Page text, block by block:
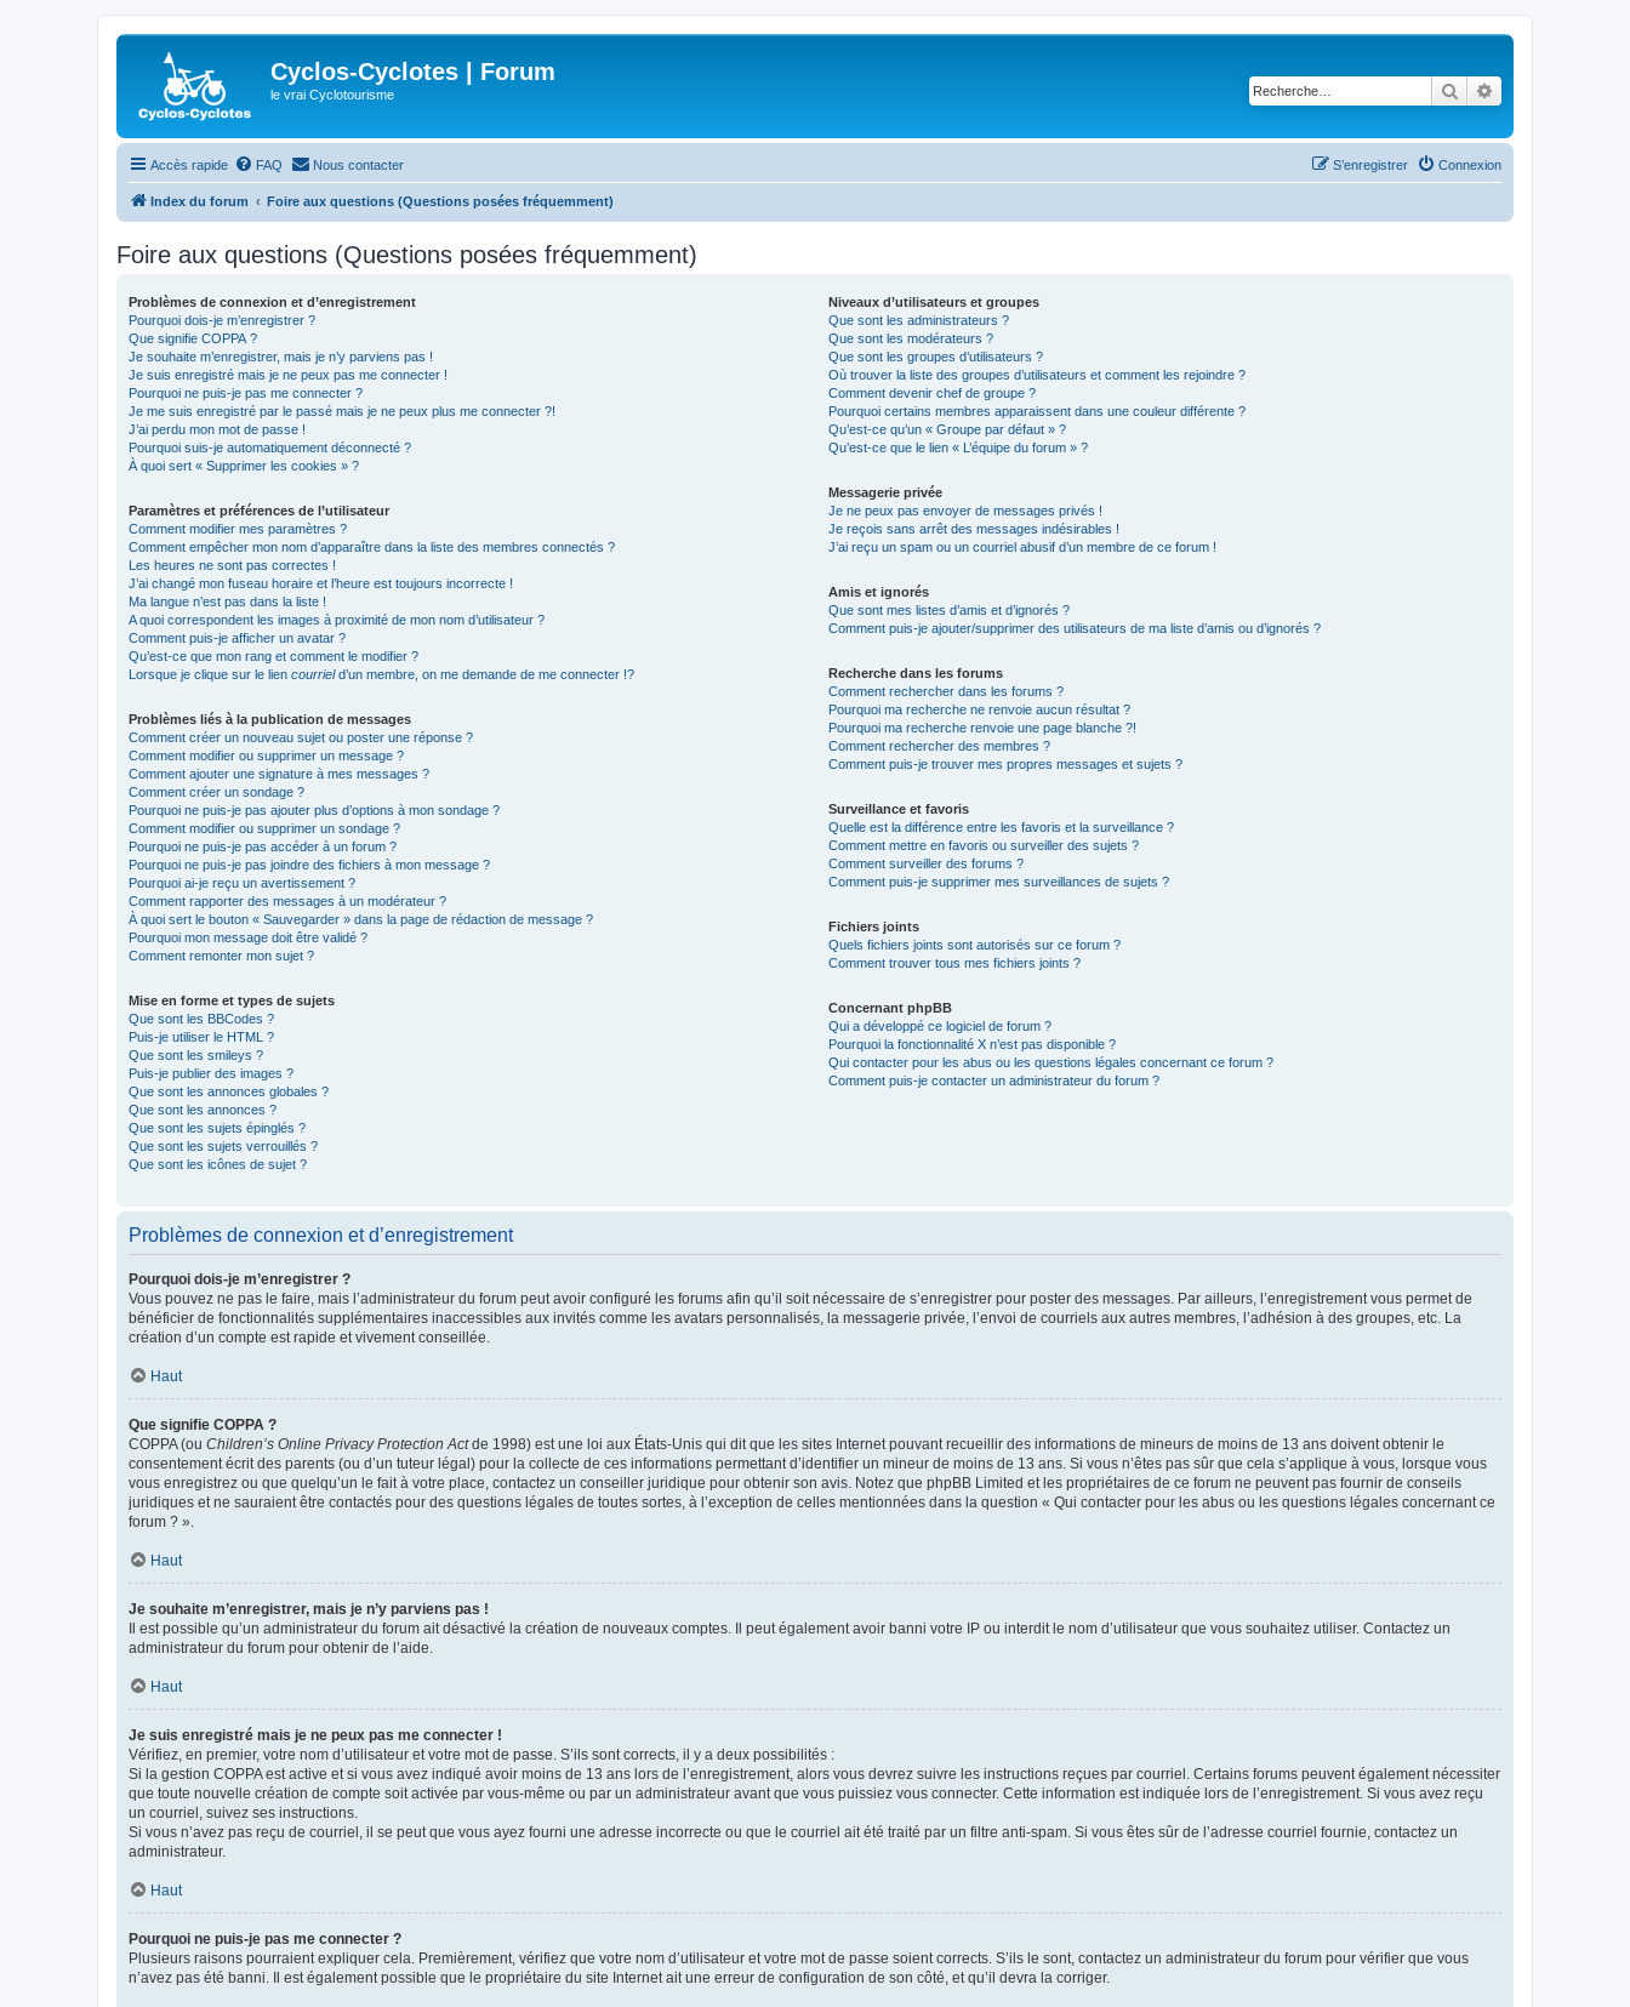
Cyclos-Cyclotes | Forum
le vrai Cyclotourisme Rechercher
Accès rapide FAQ Nous contacter Connexion
S’enregistrer
Index du forum Foire aux questions (Questions posées fréquemment)
Foire aux questions (Questions posées fréquemment)
Problèmes de connexion et d’enregistrement
Pourquoi dois-je m’enregistrer ?
Que signifie COPPA ?
Je souhaite m’enregistrer, mais je n’y parviens pas !
Je suis enregistré mais je ne peux pas me connecter !
Pourquoi ne puis-je pas me connecter ?
Je me suis enregistré par le passé mais je ne peux plus me connecter ?!
J’ai perdu mon mot de passe !
Pourquoi suis-je automatiquement déconnecté ?
À quoi sert « Supprimer les cookies » ?
Paramètres et préférences de l’utilisateur
Comment modifier mes paramètres ?
Comment empêcher mon nom d’apparaître dans la liste des membres connectés ?
Les heures ne sont pas correctes !
J’ai changé mon fuseau horaire et l’heure est toujours incorrecte !
Ma langue n’est pas dans la liste !
A quoi correspondent les images à proximité de mon nom d’utilisateur ?
Comment puis-je afficher un avatar ?
Qu’est-ce que mon rang et comment le modifier ?
Lorsque je clique sur le lien courrield’un membre, on me demande de me connecter !?
Problèmes liés à la publication de messages
Comment créer un nouveau sujet ou poster une réponse ?
Comment modifier ou supprimer un message ?
Comment ajouter une signature à mes messages ?
Comment créer un sondage ?
Pourquoi ne puis-je pas ajouter plus d’options à mon sondage ?
Comment modifier ou supprimer un sondage ?
Pourquoi ne puis-je pas accéder à un forum ?
Pourquoi ne puis-je pas joindre des fichiers à mon message ?
Pourquoi ai-je reçu un avertissement ?
Comment rapporter des messages à un modérateur ?
À quoi sert le bouton « Sauvegarder » dans la page de rédaction de message ?
Pourquoi mon message doit être validé ?
Comment remonter mon sujet ?
Mise en forme et types de sujets
Que sont les BBCodes ?
Puis-je utiliser le HTML ?
Que sont les smileys ?
Puis-je publier des images ?
Que sont les annonces globales ?
Que sont les annonces ?
Que sont les sujets épinglés ?
Que sont les sujets verrouillés ?
Que sont les icônes de sujet ?
Niveaux d’utilisateurs et groupes
Que sont les administrateurs ?
Que sont les modérateurs ?
Que sont les groupes d’utilisateurs ?
Où trouver la liste des groupes d’utilisateurs et comment les rejoindre ?
Comment devenir chef de groupe ?
Pourquoi certains membres apparaissent dans une couleur différente ?
Qu’est-ce qu’un « Groupe par défaut » ?
Qu’est-ce que le lien « L’équipe du forum » ?
Messagerie privée
Je ne peux pas envoyer de messages privés !
Je reçois sans arrêt des messages indésirables !
J’ai reçu un spam ou un courriel abusif d’un membre de ce forum !
Amis et ignorés
Que sont mes listes d’amis et d’ignorés ?
Comment puis-je ajouter/supprimer des utilisateurs de ma liste d’amis ou d’ignorés ?
Recherche dans les forums
Comment rechercher dans les forums ?
Pourquoi ma recherche ne renvoie aucun résultat ?
Pourquoi ma recherche renvoie une page blanche ?!
Comment rechercher des membres ?
Comment puis-je trouver mes propres messages et sujets ?
Surveillance et favoris
Quelle est la différence entre les favoris et la surveillance ?
Comment mettre en favoris ou surveiller des sujets ?
Comment surveiller des forums ?
Comment puis-je supprimer mes surveillances de sujets ?
Fichiers joints
Quels fichiers joints sont autorisés sur ce forum ?
Comment trouver tous mes fichiers joints ?
Concernant phpBB
Qui a développé ce logiciel de forum ?
Pourquoi la fonctionnalité X n’est pas disponible ?
Qui contacter pour les abus ou les questions légales concernant ce forum ?
Comment puis-je contacter un administrateur du forum ?
Problèmes de connexion et d’enregistrement
Pourquoi dois-je m’enregistrer ?
Vous pouvez ne pas le faire, mais l’administrateur du forum peut avoir configuré les forums afin qu’il soit nécessaire de s’enregistrer pour poster des messages. Par ailleurs, l’enregistrement vous permet de
bénéficier de fonctionnalités supplémentaires inaccessibles aux invités comme les avatars personnalisés, la messagerie privée, l’envoi de courriels aux autres membres, l’adhésion à des groupes, etc. La
création d’un compte est rapide et vivement conseillée.
Haut
Que signifie COPPA ?
COPPA (ou Children’s Online Privacy Protection Actde 1998) est une loi aux États-Unis qui dit que les sites Internet pouvant recueillir des informations de mineurs de moins de 13 ans doivent obtenir le
consentement écrit des parents (ou d’un tuteur légal) pour la collecte de ces informations permettant d’identifier un mineur de moins de 13 ans. Si vous n’êtes pas sûr que cela s’applique à vous, lorsque vous
vous enregistrez ou que quelqu’un le fait à votre place, contactez un conseiller juridique pour obtenir son avis. Notez que phpBB Limited et les propriétaires de ce forum ne peuvent pas fournir de conseils
juridiques et ne sauraient être contactés pour des questions légales de toutes sortes, à l’exception de celles mentionnées dans la question « Qui contacter pour les abus ou les questions légales concernant ce
forum ? ».
Haut
Je souhaite m’enregistrer, mais je n’y parviens pas !
Il est possible qu’un administrateur du forum ait désactivé la création de nouveaux comptes. Il peut également avoir banni votre IP ou interdit le nom d’utilisateur que vous souhaitez utiliser. Contactez un
administrateur du forum pour obtenir de l’aide.
Haut
Je suis enregistré mais je ne peux pas me connecter !
Vérifiez, en premier, votre nom d’utilisateur et votre mot de passe. S’ils sont corrects, il y a deux possibilités :
Si la gestion COPPA est active et si vous avez indiqué avoir moins de 13 ans lors de l’enregistrement, alors vous devrez suivre les instructions reçues par courriel. Certains forums peuvent également nécessiter
que toute nouvelle création de compte soit activée par vous-même ou par un administrateur avant que vous puissiez vous connecter. Cette information est indiquée lors de l’enregistrement. Si vous avez reçu
un courriel, suivez ses instructions.
Si vous n’avez pas reçu de courriel, il se peut que vous ayez fourni une adresse incorrecte ou que le courriel ait été traité par un filtre anti-spam. Si vous êtes sûr de l’adresse courriel fournie, contactez un
administrateur.
Haut
Pourquoi ne puis-je pas me connecter ?
Plusieurs raisons pourraient expliquer cela. Premièrement, vérifiez que votre nom d’utilisateur et votre mot de passe soient corrects. S’ils le sont, contactez un administrateur du forum pour vérifier que vous
n’avez pas été banni. Il est également possible que le propriétaire du site Internet ait une erreur de configuration de son côté, et qu’il devra la corriger.